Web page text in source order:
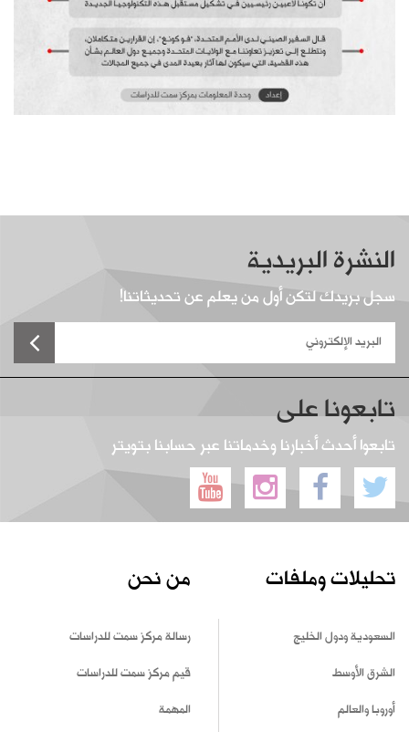
النشرة البريدية
سجل بريدك لتكن أول من يعلم عن تحديثاتنا!
تابعونا على
تابعوا أحدث أخبارنا وخدماتنا عبر حسابنا بتويتر
تحليلات وملفات
السعودية ودول الخليج
الشرق الأوسط
أوروبا والعالم
من نحن
رسالة مركز سمت للدراسات
قيم مركز سمت للدراسات
المهمة